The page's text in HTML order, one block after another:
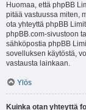
Huomaa, että phpBB
pitää vastuussa miten,
ota yhteyttä phpBB
phpBB.com-sivustoon
sähköpostia phpBB
sovelluksen käytöstä,
vastausta lainkaan.
Ylös
Kuinka otan yhteyttä